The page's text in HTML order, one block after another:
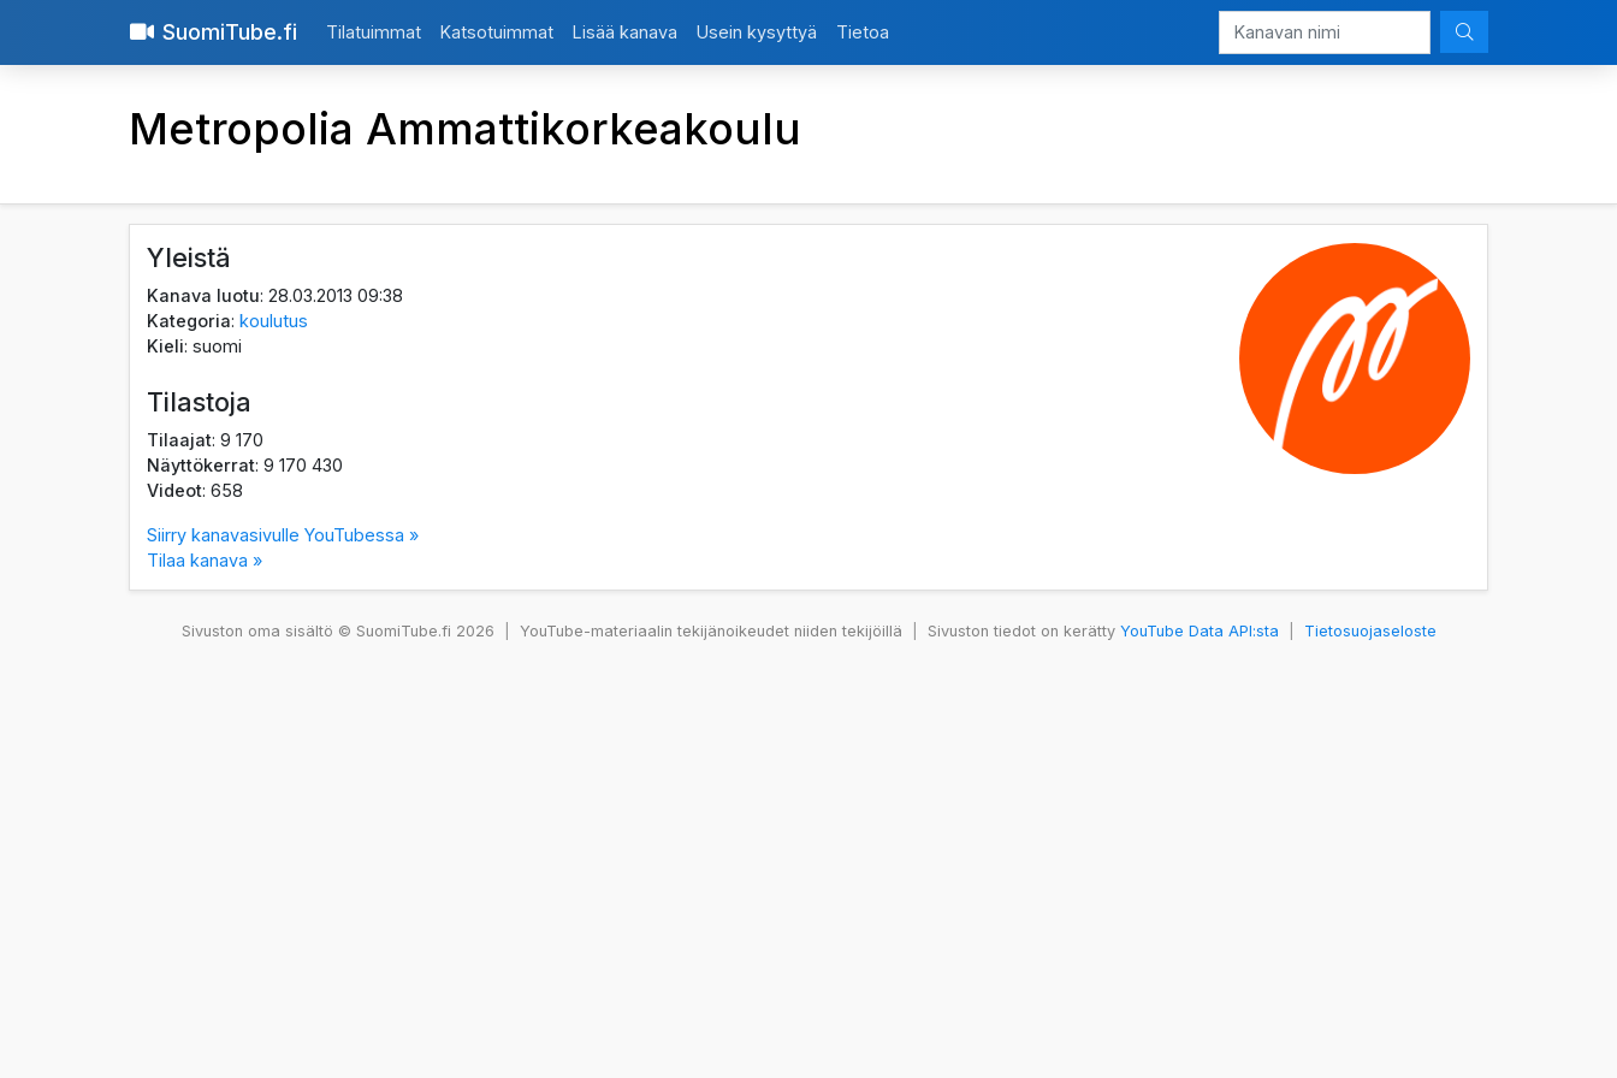
SuomiTube.fi Tilatuimmat Katsotuimmat Lisää kanava Usein kysyttyä Tietoa
Metropolia Ammattikorkeakoulu
Yleistä
Kanava luotu: 28.03.2013 09:38
Kategoria:koulutus
Kieli: suomi
Tilastoja
Tilaajat: 9 170
Näyttökerrat: 9 170 430
Videot: 658
Siirry kanavasivulle YouTubessa »
Tilaa kanava »
Sivuston oma sisältö © SuomiTube.fi 2026 YouTube-materiaalin tekijänoikeudet niiden tekijöillä Sivuston tiedot on kerätty YouTube Data API:sta Tietosuojaseloste